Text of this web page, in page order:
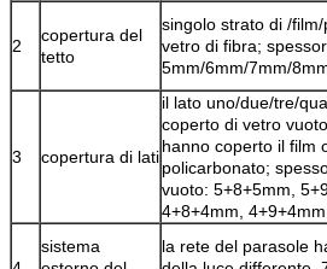
2
copertura del
tetto
singolo strato di /
vetro di fibra;
5mm/6mm/7mm/
3 copertura di lati
il lato uno/due/tre/
coperto di vetro
hanno coperto il film
policarbonato;
vuoto: 5+8+5mm,
4+8+4mm, 4+9+4mm
sistema
la rete del parasole